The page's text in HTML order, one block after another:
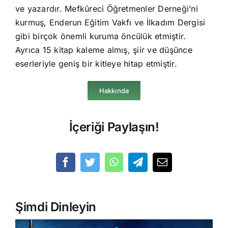
ve yazardır. Mefkûreci Öğretmenler Derneği’ni
kurmuş, Enderun Eğitim Vakfı ve İlkadım Dergisi
gibi birçok önemli kuruma öncülük etmiştir.
Ayrıca 15 kitap kaleme almış, şiir ve düşünce
eserleriyle geniş bir kitleye hitap etmiştir.
Hakkında
İçeriği Paylaşın!
Şimdi Dinleyin